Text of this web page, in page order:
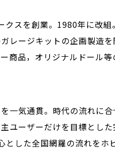
スを創業。1980年に改
レージキットの企画製造
商品，オリジナルドール
一気通貫。時代の流れに
ユーザーだけを目標とし
とした全国網羅の流れをホ